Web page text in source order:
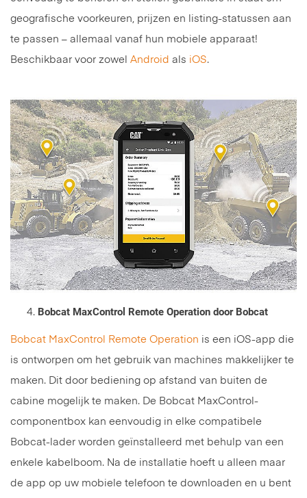
geografische voorkeuren, prijzen en listing-statussen aan
te passen – allemaal vanaf hun mobiele apparaat!
Beschikbaar voor zowel Android als iOS.
Bobcat MaxControl Remote Operation door Bobcat
Bobcat MaxControl Remote Operation is een iOS-app die
is ontworpen om het gebruik van machines makkelijker te
maken. Dit door bediening op afstand van buiten de
cabine mogelijk te maken. De Bobcat MaxControl-
componentbox kan eenvoudig in elke compatibele
Bobcat-lader worden geïnstalleerd met behulp van een
enkele kabelboom. Na de installatie hoeft u alleen maar
de app op uw mobiele telefoon te downloaden en u bent